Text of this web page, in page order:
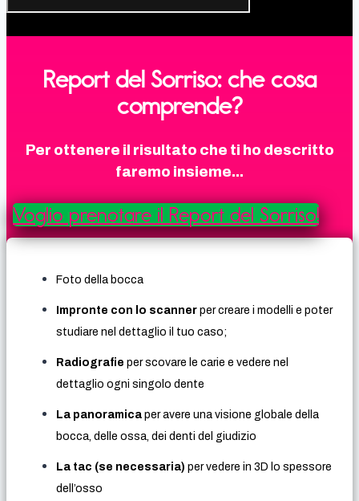
Report del Sorriso: che cosa
comprende?
Per ottenere il risultato che ti ho descritto
faremo insieme...
Voglio prenotare il Report del Sorriso!
Foto della bocca
Impronte con lo scannerper creare i modelli e poter
studiare nel dettaglio il tuo caso;
Radiografie per scovare le carie e vedere nel
dettaglio ogni singolo dente
La panoramicaper avere una visione globale della
bocca, delle ossa, dei denti del giudizio
La tac (se necessaria) per vedere in 3D lo spessore
dell’osso